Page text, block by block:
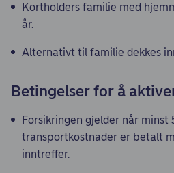
Kortholders familie med
år.
Alternativt til familie dekkes
Betingelser for å
Forsikringen gjelder når minst
transportkostnader er betalt
inntreffer.